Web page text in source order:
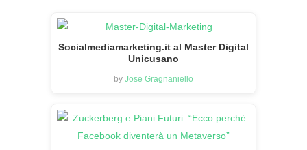
Socialmediamarketing.it al Master Digital
Unicusano
by Jose Gragnaniello